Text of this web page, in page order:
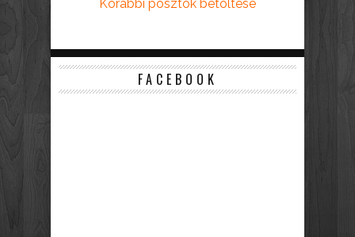
Korábbi posztok betöltése
FACEBOOK